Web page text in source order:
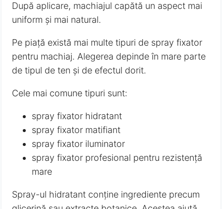
După aplicare, machiajul capătă un aspect mai
uniform și mai natural.
Pe piață există mai multe tipuri de spray fixator
pentru machiaj. Alegerea depinde în mare parte
de tipul de ten și de efectul dorit.
Cele mai comune tipuri sunt:
spray fixator hidratant
spray fixator matifiant
spray fixator iluminator
spray fixator profesional pentru rezistență
mare
Spray-ul hidratant conține ingrediente precum